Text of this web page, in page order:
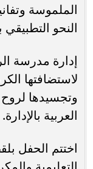
الملموسة
النحو
​إدارة مدرسة
لاستضافتها
وتجسيدها لروح
العربية بالإدارة.
​اختتم الحفل